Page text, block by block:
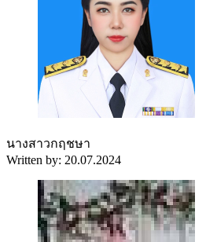
นางสาวกฤชษา
Written by: 20.07.2024